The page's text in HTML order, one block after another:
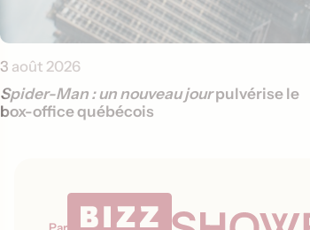
3 août 2026
Spider-Man : un nouveau jourpulvérise le
box-office québécois